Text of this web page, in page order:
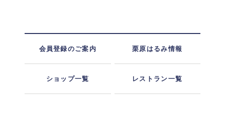
会員登録のご案内 栗原はるみ情報
ショップ一覧 レストラン一覧